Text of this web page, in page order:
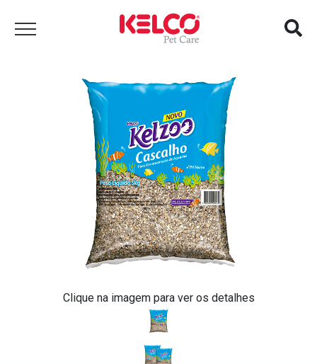
Clique na imagem para ver os detalhes